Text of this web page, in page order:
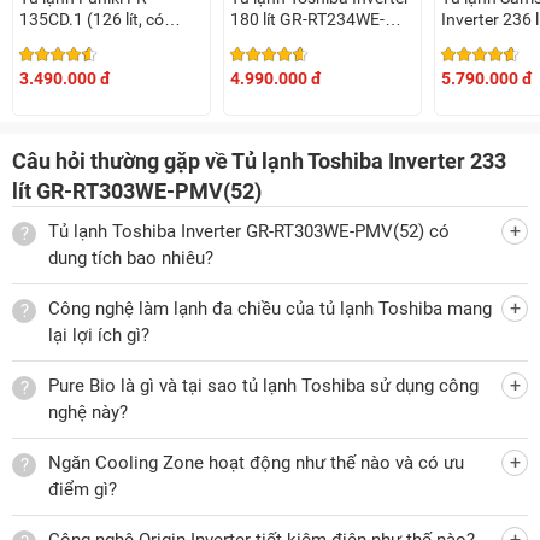
Về dung tích
Tủ lạnh 2 cánh Toshiba
model GR-RT303WE-PMV(52) có
dung tích sử dụng là 233 lít, trong đó dung tích ngăn đá là
đình khoảng 2 - 3 người dùng.
Bên trong các ngăn của tủ lạnh gồm có nhiều hộc, khay, kệ
được bố trí một cách khoa học để bạn bảo quản và lấy thực
phẩm dễ dàng. Cụ thể như sau:
Ngăn đá: Được thiết kế 1 kệ chia làm 2 ngăn, 1 hộp làm
đá và 2 khay chứa nằm ở bên cánh cửa tủ lạnh. Hộp làm
đá gồm có vỉ đá xoay và hộp chứa đá phía dưới tiện lợi
cho việc bảo quản.
Ngăn lạnh
135CD.1 (126 lít, có
3.490.000 đ
180 lít GR-RT234WE-
4.990.000 đ
Inverter 236
nâu)
5.790.000 đ
Câu hỏi thường gặp về Tủ lạnh Toshiba Inverter 233
lít GR-RT303WE-PMV(52)
Tủ lạnh Toshiba Inverter GR-RT303WE-PMV(52) có
dung tích bao nhiêu?
Công nghệ làm lạnh đa chiều của tủ lạnh Toshiba mang
lại lợi ích gì?
Pure Bio là gì và tại sao tủ lạnh Toshiba sử dụng công
nghệ này?
Ngăn Cooling Zone hoạt động như thế nào và có ưu
điểm gì?